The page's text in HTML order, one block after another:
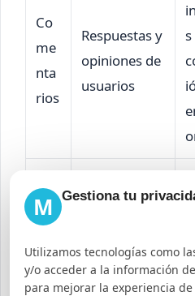
Co
me
nta
rios
Respuestas y
opiniones de
usuarios
Co
mp
arti
dos
comparte el
contenido
M Gestiona tu
Utilizamos tecnologías como
y/o acceder a la información
para mejorar la experiencia